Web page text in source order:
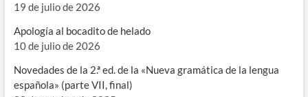
19 de julio de 2026
Apología al bocadito de helado
10 de julio de 2026
Novedades de la 2.ª ed. de la «Nueva gramática de la lengua
española» (parte VII, final)